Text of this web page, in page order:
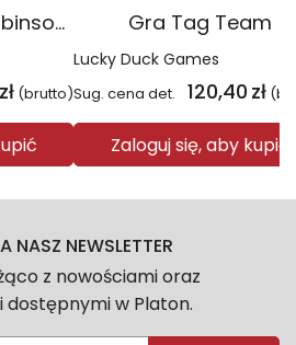
Księga Przygód Robinson Crusoe
zł (brutto)
Gra Tag Team
Lucky Duck Games
Sug. cena det. 120,40 zł
Zaloguj się, aby kupić
NASZ NEWSLETTER
z nowościami oraz
w Platon.